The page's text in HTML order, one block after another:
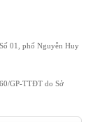
01, phố Nguyễn Huy
GP-TTĐT do Sở